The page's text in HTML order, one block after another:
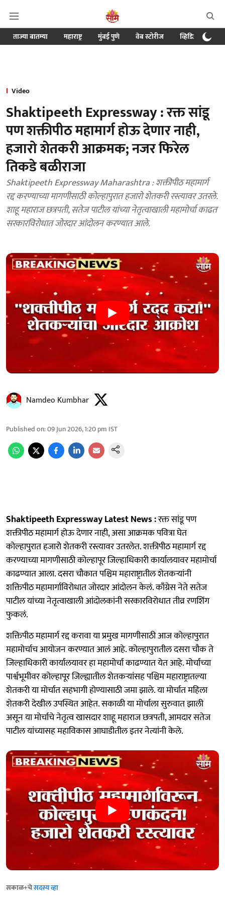
ताज्या बातम्या महाराष्ट्र मुंबई पुणे वेब स्टोरीज व्हिडिओ
Video
Shaktipeeth Expressway : रक्त सांडू
पण शक्तीपीठ महामार्ग होऊ देणार नाही,
हजारो शेतकरी आक्रमक; नजर फिरेल
तिकडे बळीराजा
Shaktipeeth Expressway Maharashtra : शक्तीपीठ महामार्ग
रद्द करण्याच्या मागणीसाठी कोल्हापुरात हजारो शेतकरी रस्त्यावर उतरले.
शाहू महाराज छत्रपती, सतेज पाटील यांच्या नेतृत्वाखाली महामोर्चा काढत
सरकारविरोधात जोरदार आंदोलन करण्यात आले.
Namdeo Kumbhar
Published on:09 Jun 2026, 1:20 pm IST
Shaktipeeth Expressway Latest News :रक्त सांडू पण
शक्तीपीठ महामार्ग होऊ देणार नाही, असा आक्रमक पवित्रा घेत
कोल्हापुरात हजारो शेतकरी रस्त्यावर उतरलेत. शक्तीपीठ महामार्ग रद्द
करण्याच्या मागणीसाठी कोल्हापूर जिल्हाधिकारी कार्यालयावर महामोर्चा
काढण्यात आला. दसरा चौकात पश्चिम महाराष्ट्रातील शेतकऱ्यांनी
शक्तिपीठ महामार्गाविरोधात जोरदार आंदोलन केलं. काँग्रेस नेते सतेज
पाटील यांच्या नेतृत्वाखाली आंदोलकांनी सरकारविरोधात तीव्र रणशिंग
फुकलं.
शक्तिपीठ महामार्ग रद्द करावा या प्रमुख मागणीसाठी आज कोल्हापुरात
महामोर्चाच आयोजन करण्यात आलं आहे. कोल्हापुरातील दसरा चौक ते
जिल्हाधिकारी कार्यालयावर हा महामोर्चा काढण्यात येत आहे. मोर्चाच्या
पार्श्वभूमीवर कोल्हापूर जिल्ह्यातील शेतकऱ्यांसह पश्चिम महाराष्ट्रातल्या
शेतकरी या मोर्चात सहभागी होण्यासाठी जमा झाले. या मोर्चात महिला
शेतकरी देखील उपस्थित आहेत. सकाळी या मोर्चाला सुरुवात झाली
असून या मोर्चाचे नेतृत्व खासदार शाहू महाराज छत्रपती, आमदार सतेज
पाटील यांच्यासह महाविकास आघाडीतील इतर नेत्यांनी केले.
सकाळ+चेसदस्य व्हा